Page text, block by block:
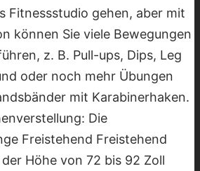
Fitnessstudio gehen, aber mit
können Sie viele Bewegungen
z. B. Pull-ups, Dips, Leg
oder noch mehr Übungen
mit Karabinerhaken.
Die
Freistehend Freistehend
Höhe von 72 bis 92 Zoll